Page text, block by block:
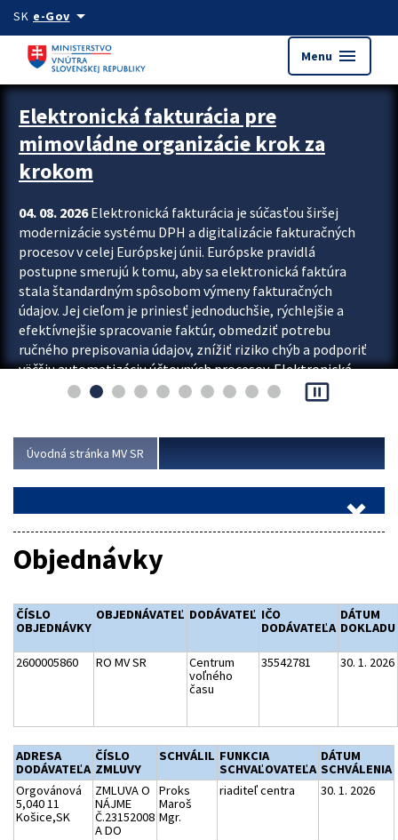
Preskocit na hlavný obsah
SK e-Govarrow_drop_down
Menu menu
Zastavit automatický posun upútavok
Elektronická fakturácia pre
mimovládne organizácie krok za
krokom
04. 08. 2026Elektronická fakturácia je súčasťou širšej
modernizácie systému DPH a digitalizácie fakturačných
procesov v celej Európskej únii. Európske pravidlá
postupne smerujú k tomu, aby sa elektronická faktúra
stala štandardným spôsobom výmeny fakturačných
údajov. Jej cieľom je priniesť jednoduchšie, rýchlejšie a
efektívnejšie spracovanie faktúr, obmedziť potrebu
ručného prepisovania údajov, znížiť riziko chýb a podporiť
väčšiu automatizáciu účtovných procesov. Elektronická
fakturácia preto nepredstavuje...
pause_presentation
Úvodná stránka MV SR
Objednávky
ČÍSLO
OBJEDNÁVKY
OBJEDNÁVATEĽ DODÁVATEĽ IČO
DODÁVATEĽA
DÁTUM
DOKLADU
2600005860 RO MV SR
Centrum
voľného
času
35542781 30. 1. 2026
ADRESA
DODÁVATEĽA
ČÍSLO
ZMLUVY
SCHVÁLIL FUNKCIA
SCHVAĽOVATEĽA
DÁTUM
SCHVÁLENIA
Orgovánová
5,040 11
Košice,SK
ZMLUVA O
NÁJME
Č.23152008
A DO
Proks
Maroš
Mgr.
riaditeľ centra 30. 1. 2026